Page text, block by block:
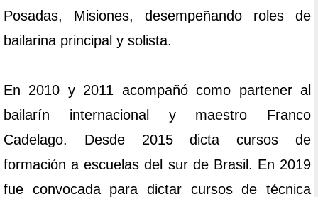
Posadas, Misiones, desempeñando roles de
bailarina principal y solista.
En 2010 y 2011 acompañó como partener al
bailarín internacional y maestro Franco
Cadelago. Desde 2015 dicta cursos de
formación a escuelas del sur de Brasil. En 2019
fue convocada para dictar cursos de técnica